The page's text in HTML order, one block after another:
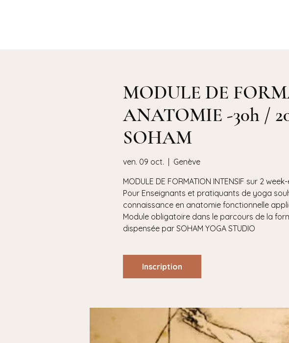
MODULE DE
ANATOMIE -30h /
SOHAM
ven. 09 oct.
  |
Genève
MODULE DE FORMATION INTENSIF sur 2
Pour Enseignants et pratiquants de yoga
connaissance en anatomie fonctionnelle
Module obligatoire dans le parcours de la
Inscription